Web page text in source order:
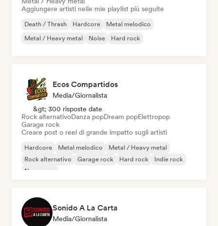
Aggiungere artisti nelle mie playlist più seguite
Death / Thrash Hardcore
Metal melodico
Metal / Heavy metal
Noise Hard rock
Ecos Compartidos
Media/Giornalista
&gt; 300 risposte date
Rock alternativoDanza popDream popElettropop
Garage rock
Creare post o reel di grande impatto sugli artisti
Hardcore Metal melodico
Metal / Heavy metal
Rock alternativo
Garage rock Hard rock
Indie rock
New wave
Sonido A La Carta
Media/Giornalista